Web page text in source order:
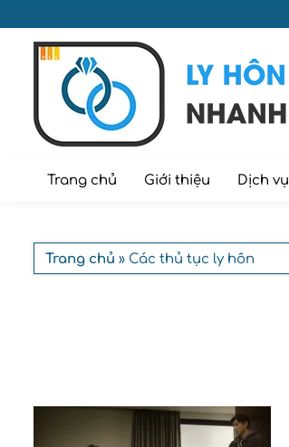
Trang chủ Giới thiệu Dịch vụ
Trang chủ » Các thủ tục ly hôn